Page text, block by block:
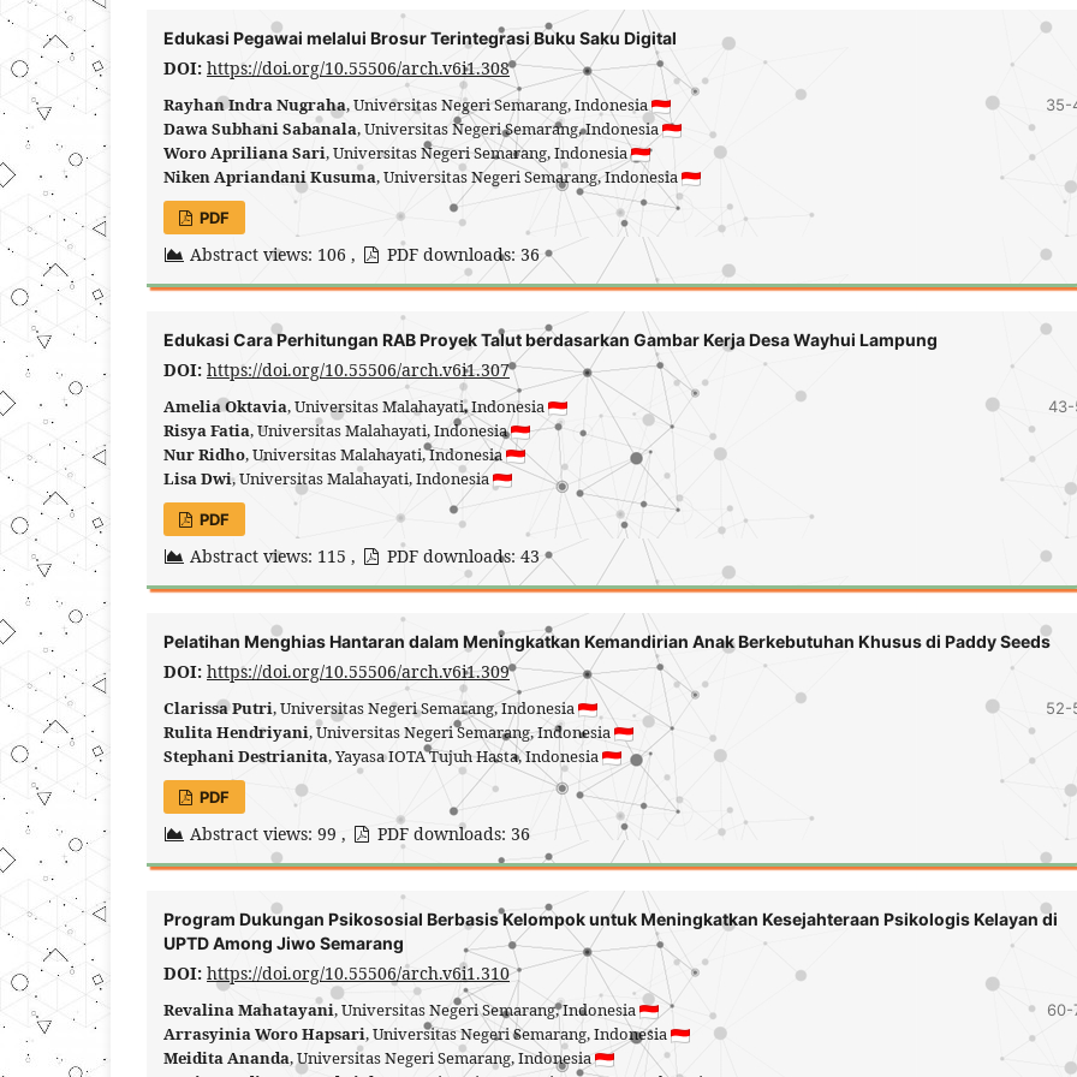
Edukasi Pegawai melalui Brosur Terintegrasi Buku Saku Digital
DOI: https://doi.org/10.55506/arch.v6i1.308
Rayhan Indra Nugraha, Universitas Negeri Semarang, Indonesia
Dawa Subhani Sabanala, Universitas Negeri Semarang, Indonesia
Woro Apriliana Sari, Universitas Negeri Semarang, Indonesia
Niken Apriandani Kusuma, Universitas Negeri Semarang, Indonesia
35-
PDF
Abstract views: 106 , PDF downloads: 36
Edukasi Cara Perhitungan RAB Proyek Talut berdasarkan Gambar Kerja Desa Wayhui Lampung
DOI: https://doi.org/10.55506/arch.v6i1.307
Amelia Oktavia, Universitas Malahayati, Indonesia
Risya Fatia, Universitas Malahayati, Indonesia
Nur Ridho, Universitas Malahayati, Indonesia
Lisa Dwi, Universitas Malahayati, Indonesia
43-
PDF
Abstract views: 115 , PDF downloads: 43
Pelatihan Menghias Hantaran dalam Meningkatkan Kemandirian Anak Berkebutuhan Khusus di Paddy Seeds
DOI: https://doi.org/10.55506/arch.v6i1.309
Clarissa Putri, Universitas Negeri Semarang, Indonesia
Rulita Hendriyani, Universitas Negeri Semarang, Indonesia
Stephani Destrianita, Yayasa IOTA Tujuh Hasta, Indonesia
52-
PDF
Abstract views: 99 , PDF downloads: 36
Program Dukungan Psikososial Berbasis Kelompok untuk Meningkatkan Kesejahteraan Psikologis Kelayan di
UPTD Among Jiwo Semarang
DOI: https://doi.org/10.55506/arch.v6i1.310
Revalina Mahatayani, Universitas Negeri Semarang, Indonesia
Arrasyinia Woro Hapsari, Universitas Negeri Semarang, Indonesia
Meidita Ananda, Universitas Negeri Semarang, Indonesia
60-